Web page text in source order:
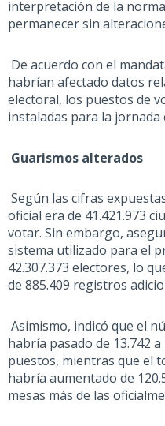
interpretación de la
permanecer sin
De acuerdo con el
habrían afectado datos
electoral, los puestos de
instaladas para la jornada
Guarismos alterados
Según las cifras
oficial era de 41.421.973
votar. Sin embargo,
sistema utilizado para el
42.307.373 electores, lo
de 885.409 registros
Asimismo, indicó que el
habría pasado de 13.742
puestos, mientras que el
habría aumentado de
mesas más de las